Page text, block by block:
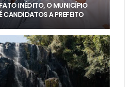
INÉDITO, O MUNICÍPIO
CANDIDATOS A PREFEITO